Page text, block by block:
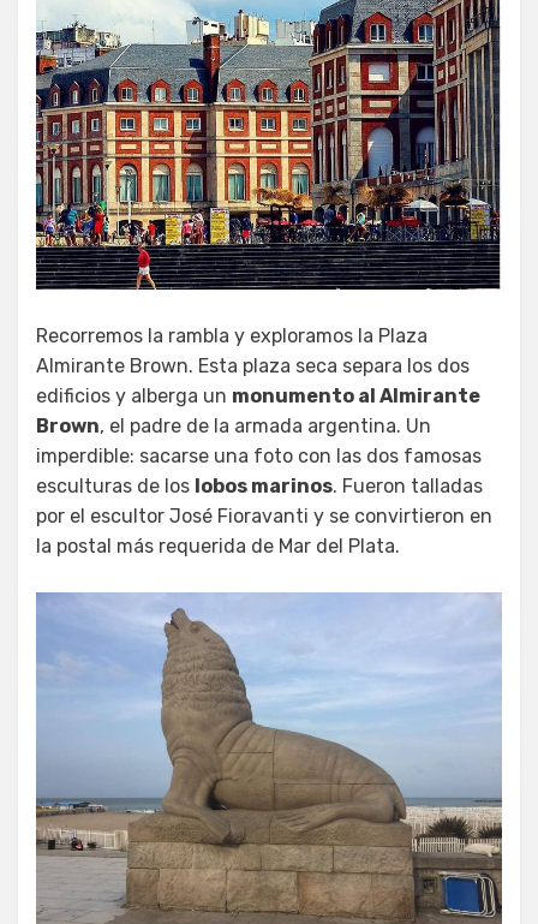
Recorremos la rambla y exploramos la Plaza
Almirante Brown. Esta plaza seca separa los dos
edificios y alberga un monumento al Almirante
Brown, el padre de la armada argentina. Un
imperdible: sacarse una foto con las dos famosas
esculturas de los lobos marinos. Fueron talladas
por el escultor José Fioravanti y se convirtieron en
la postal más requerida de Mar del Plata.